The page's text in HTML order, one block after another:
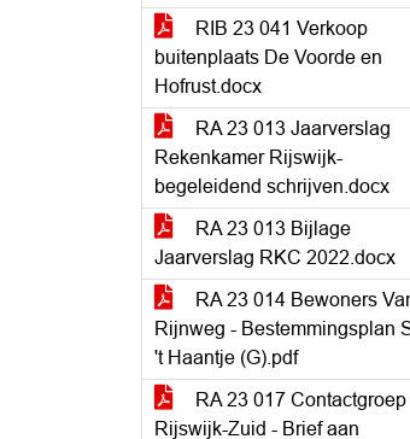
RIB 23 041 Verkoop
buitenplaats De Voorde en
Hofrust.docx
RA 23 013 Jaarverslag
Rekenkamer Rijswijk-
begeleidend schrijven.docx
RA 23 013 Bijlage
Jaarverslag RKC 2022.docx
RA 23 014 Bewoners
Rijnweg - Bestemmingsplan
't Haantje (G).pdf
RA 23 017 Contactgroep
Rijswijk-Zuid - Brief aan